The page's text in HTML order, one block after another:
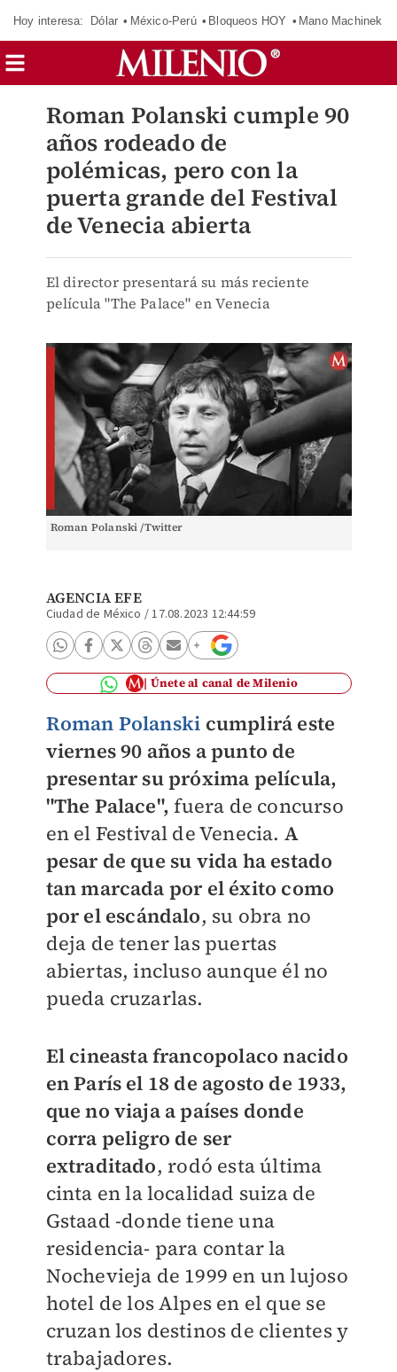
Hoy interesa: Dólar México-Perú Bloqueos HOY Mano Machinek
Roman Polanski cumple 90
años rodeado de
polémicas, pero con la
puerta grande del Festival
de Venecia abierta
El director presentará su más reciente
película "The Palace" en Venecia
Roman Polanski /Twitter
AGENCIA EFE
Ciudad de México /17.08.2023 12:44:59
Únete al canal de Milenio
Roman Polanski cumplirá este
viernes 90 años a punto de
presentar su próxima película,
"The Palace", fuera de concurso
en el Festival de Venecia. A
pesar de que su vida ha estado
tan marcada por el éxito como
por el escándalo, su obra no
deja de tener las puertas
abiertas, incluso aunque él no
pueda cruzarlas.
El cineasta francopolaco nacido
en París el 18 de agosto de 1933,
que no viaja a países donde
corra peligro de ser
extraditado, rodó esta última
cinta en la localidad suiza de
Gstaad -donde tiene una
residencia- para contar la
Nochevieja de 1999 en un lujoso
hotel de los Alpes en el que se
cruzan los destinos de clientes y
trabajadores.